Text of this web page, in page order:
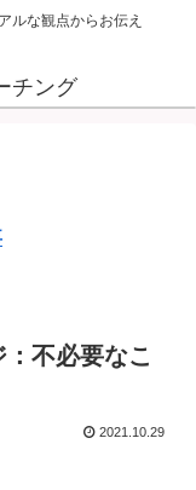
ルな観点からお伝え
チング
不必要なこ
2021.10.29